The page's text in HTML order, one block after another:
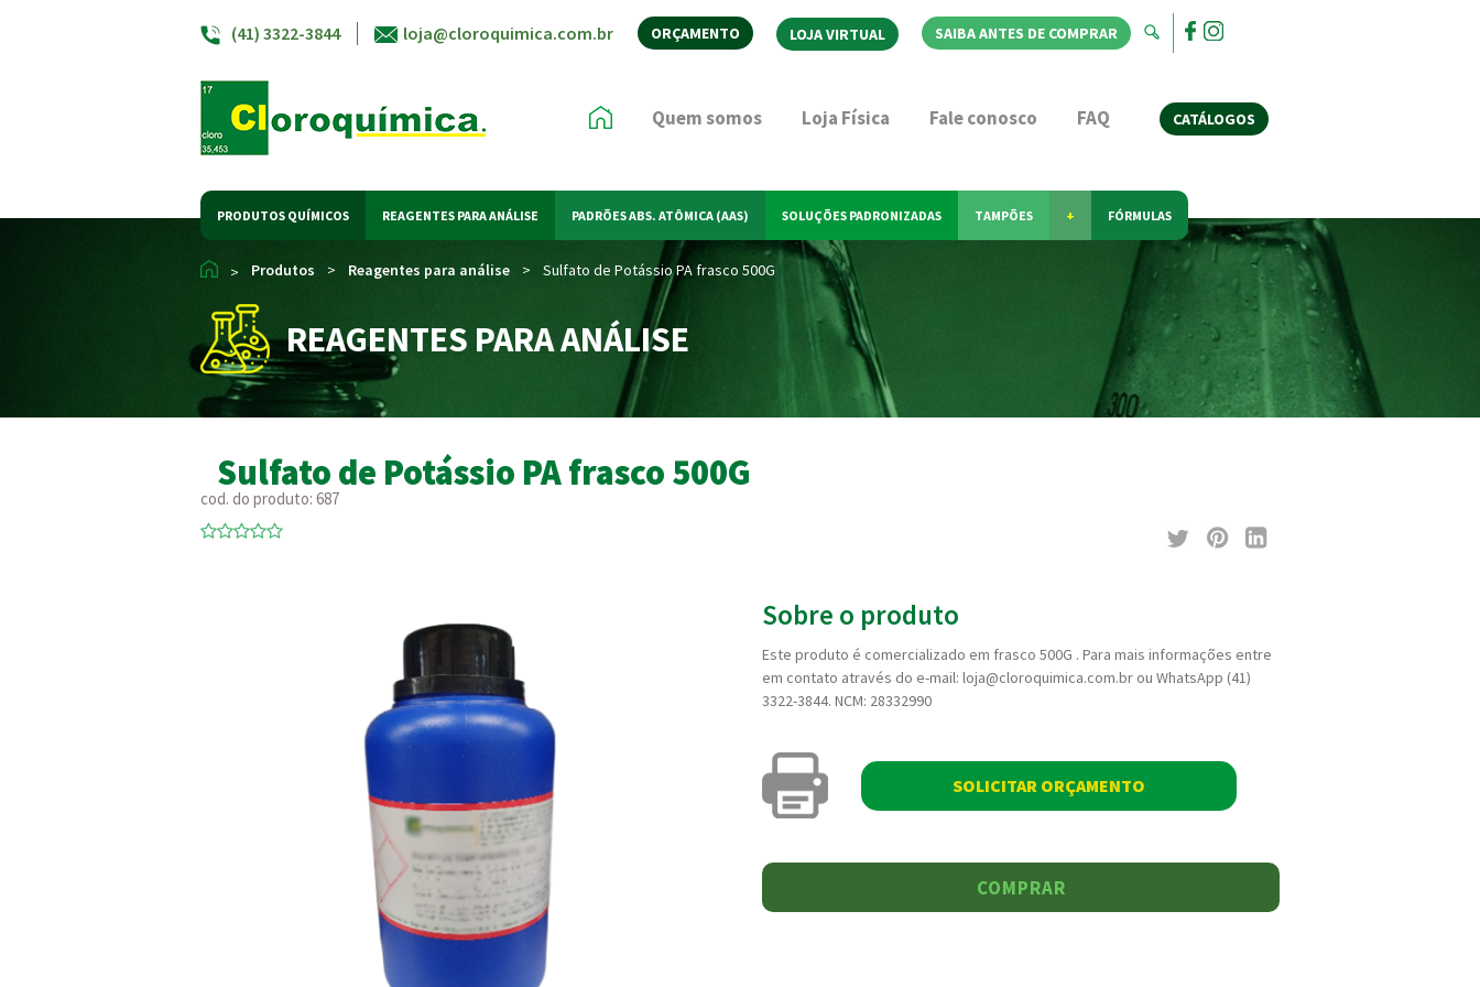
(41) 3322-3844 loja@cloroquimica.com.br ORÇAMENTO LOJA VIRTUAL SAIBA ANTES DE COMPRAR
Quem somos Loja Física Fale conosco FAQ CATÁLOGOS
PRODUTOS QUÍMICOS REAGENTES PARA ANÁLISE PADRÕES ABS. ATÔMICA (AAS) SOLUÇÕES PADRONIZADAS TAMPÕES + FÓRMULAS
> Produtos > Reagentes para análise > Sulfato de Potássio PA frasco 500G
REAGENTES PARA ANÁLISE
Sulfato de Potássio PA frasco 500G
cod. do produto: 687
Sobre o produto
Este produto é comercializado em frasco 500G . Para mais informações entre
em contato através do e-mail: loja@cloroquimica.com.br ou WhatsApp (41)
3322-3844. NCM: 28332990
SOLICITAR ORÇAMENTO
COMPRAR